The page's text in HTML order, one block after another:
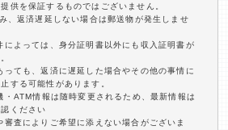
供を保証するものではございません。
、返済遅延しない場合は郵送物が発生しませ
によっては、身分証明書以外にも収入証明書が
っても、返済に遅延した場合やその他の事情に
する可能性があります。
・ATM情報は随時変更されるため、最新情報は
ください
査によりご希望に添えない場合がございま